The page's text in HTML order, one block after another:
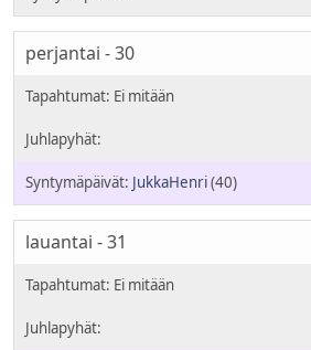
perjantai - 30
JukkaHenri(40)
lauantai - 31